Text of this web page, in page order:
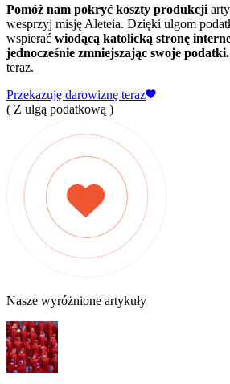
Pomóż nam pokryć koszty produkcji
wesprzyj misję Aleteia. Dzięki ulgom
wspierać wiodącą katolicką stronę
jednocześnie zmniejszając swoje podatki.
teraz.
Przekazuję darowiznę teraz
( Z ulgą podatkową )
Nasze wyróżnione artykuły